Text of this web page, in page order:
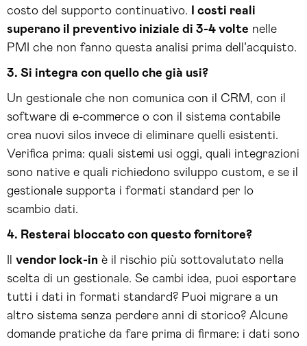
costo del supporto continuativo.
I costi reali
superano il preventivo iniziale di 3-4 volte nelle
PMI che non fanno questa analisi prima dell’acquisto.
3. Si integra con quello che già usi?
Un gestionale che non comunica con il CRM, con il
software di e-commerce o con il sistema contabile
crea nuovi silos invece di eliminare quelli esistenti.
Verifica prima: quali sistemi usi oggi, quali integrazioni
sono native e quali richiedono sviluppo custom, e se il
gestionale supporta i formati standard per lo
scambio dati.
4. Resterai bloccato con questo fornitore?
vendor lock-in è il rischio più sottovalutato nella
scelta di un gestionale. Se cambi idea, puoi esportare
tutti i dati in formati standard? Puoi migrare a un
altro sistema senza perdere anni di storico? Alcune
domande pratiche da fare prima di firmare: i dati sono